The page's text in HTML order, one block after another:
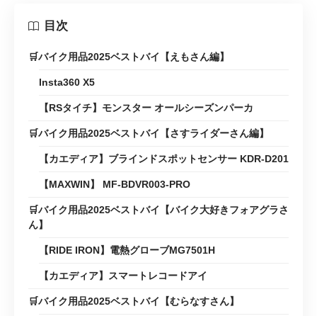
目次
🛒バイク用品2025ベストバイ【えもさん編】
Insta360 X5
【RSタイチ】モンスター オールシーズンパーカ
🛒バイク用品2025ベストバイ【さすライダーさん編】
【カエディア】ブラインドスポットセンサー KDR-D201
【MAXWIN】 MF-BDVR003-PRO
🛒バイク用品2025ベストバイ【バイク大好きフォアグラさ
ん】
【RIDE IRON】電熱グローブMG7501H
【カエディア】スマートレコードアイ
🛒バイク用品2025ベストバイ【むらなすさん】